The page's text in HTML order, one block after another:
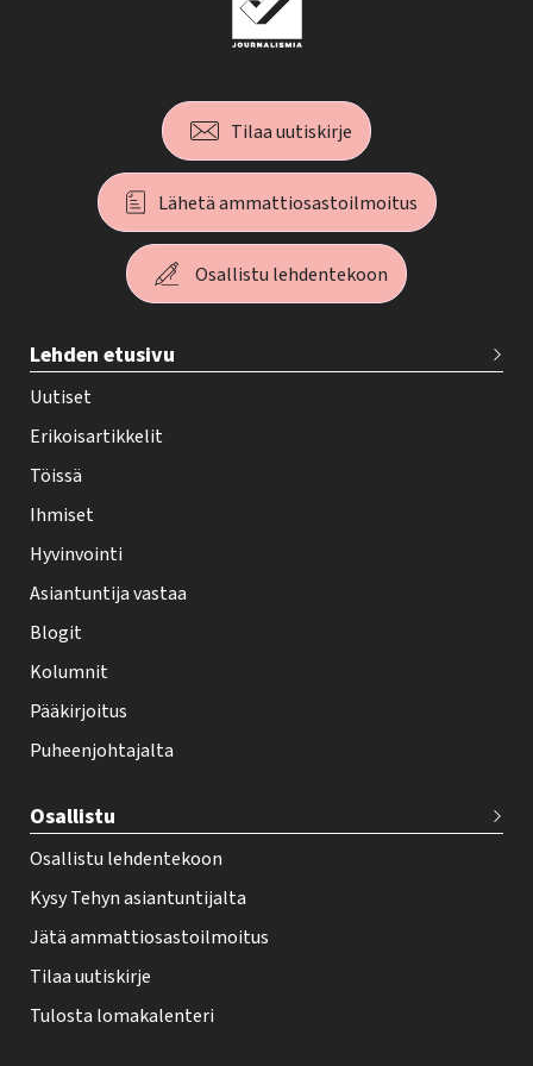
Tilaa uutiskirje
Lähetä ammattiosastoilmoitus
Osallistu lehdentekoon
e
h
y
-
e
h
t
i
f
o
t
r
Lehden etusivu
Uutiset
Erikoisartikkelit
Töissä
Ihmiset
Hyvinvointi
Asiantuntija vastaa
Blogit
Kolumnit
Pääkirjoitus
Puheenjohtajalta
Osallistu
Osallistu lehdentekoon
Kysy Tehyn asiantuntijalta
Jätä ammattiosastoilmoitus
Tilaa uutiskirje
Tulosta lomakalenteri